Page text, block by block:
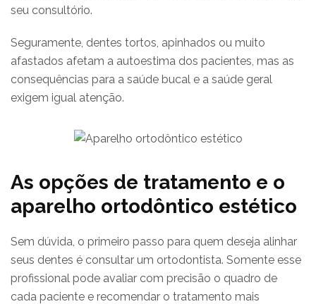
seu consultório.
Seguramente, dentes tortos, apinhados ou muito
afastados afetam a autoestima dos pacientes, mas as
consequências para a saúde bucal e a saúde geral
exigem igual atenção.
As opções de tratamento e o
aparelho ortodôntico estético
Sem dúvida, o primeiro passo para quem deseja alinhar
seus dentes é consultar um ortodontista. Somente esse
profissional pode avaliar com precisão o quadro de
cada paciente e recomendar o tratamento mais